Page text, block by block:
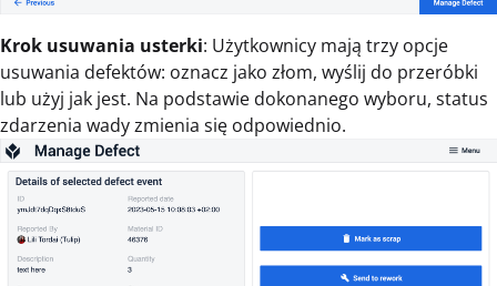
Krok usuwania usterki: Użytkownicy mają trzy opcje
usuwania defektów: oznacz jako złom, wyślij do przeróbki
lub użyj jak jest. Na podstawie dokonanego wyboru, status
zdarzenia wady zmienia się odpowiednio.